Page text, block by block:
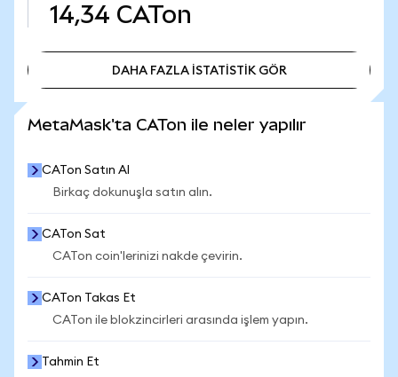
14,34 CATon
DAHA FAZLA İSTATİSTİK GÖR
MetaMask'ta CATon ile neler yapılır
CATon Satın Al
Birkaç dokunuşla satın alın.
CATon Sat
CATon coin'lerinizi nakde çevirin.
CATon Takas Et
CATon ile blokzincirleri arasında işlem yapın.
Tahmin Et